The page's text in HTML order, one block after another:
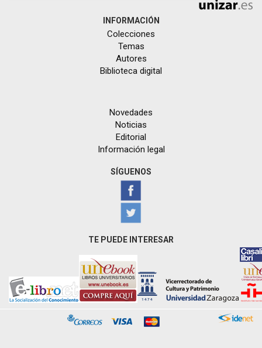
INFORMACIÓN
Colecciones
Temas
Autores
Biblioteca digital
Novedades
Noticias
Editorial
Información legal
SÍGUENOS
TE PUEDE INTERESAR